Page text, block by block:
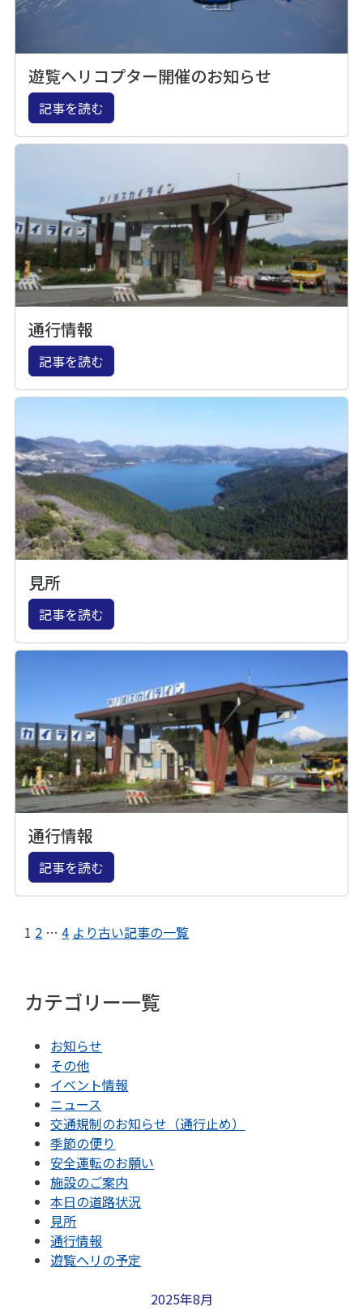
遊覧ヘリコプター開催のお知らせ
記事を読む
通行情報
記事を読む
見所
記事を読む
通行情報
記事を読む
1 2 … 4 より古い記事の一覧
カテゴリー一覧
お知らせ
その他
イベント情報
ニュース
交通規制のお知らせ（通行止め）
季節の便り
安全運転のお願い
施設のご案内
本日の道路状況
見所
通行情報
遊覧ヘリの予定
2025年8月